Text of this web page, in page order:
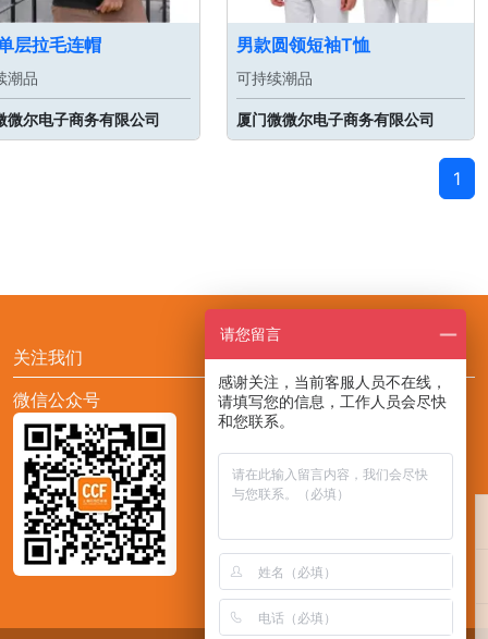
层拉毛连帽
潮品
微尔电子商务有限公司
男款圆领短袖T恤
可持续潮品
厦门微微尔电子商务有限公司
1
关注我们
微信公众号
添加CCF展会助手小F
请您留言
感谢关注，当前客服人员不在线，
请填写您的信息，工作人员会尽快
和您联系。